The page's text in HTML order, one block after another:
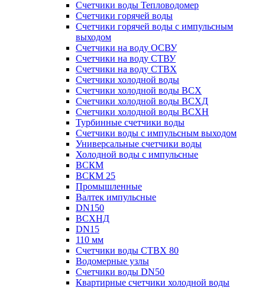
Счетчики воды Тепловодомер
Счетчики горячей воды
Счетчики горячей воды с импульсным
выходом
Счетчики на воду ОСВУ
Счетчики на воду СТВУ
Счетчики на воду СТВХ
Счетчики холодной воды
Счетчики холодной воды ВСХ
Счетчики холодной воды ВСХД
Счетчики холодной воды ВСХН
Турбинные счетчики воды
Счетчики воды с импульсным выходом
Универсальные счетчики воды
Холодной воды с импульсные
ВСКМ
ВСКМ 25
Промышленные
Валтек импульсные
DN150
ВСХНД
DN15
110 мм
Счетчики воды СТВХ 80
Водомерные узлы
Счетчики воды DN50
Квартирные счетчики холодной воды